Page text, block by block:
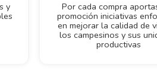
y
Por cada compra
promoción iniciativas
en mejorar la calidad de
los campesinos y sus
productivas